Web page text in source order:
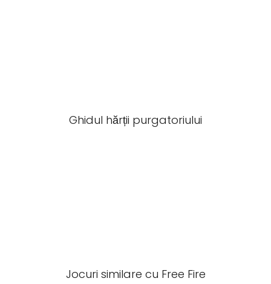
Ghidul hărții purgatoriului
Jocuri similare cu Free Fire